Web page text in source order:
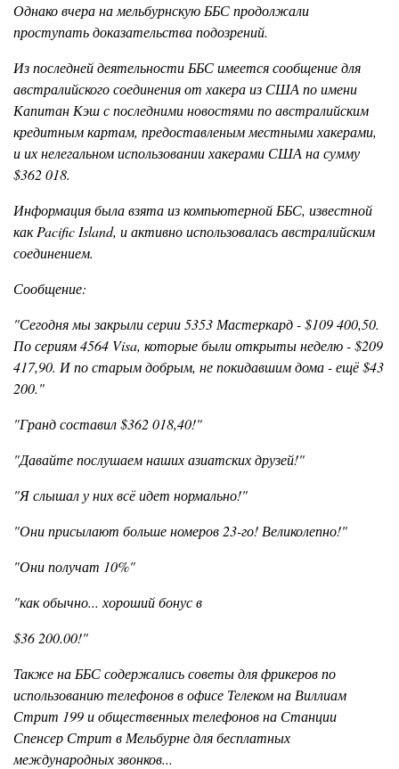
Однако вчера на мельбурнскую ББС продолжали
проступать доказательства подозрений.
Из последней деятельности ББС имеется сообщение для
австралийского соединения от хакера из США по имени
Капитан Кэш с последними новостями по австралийским
кредитным картам, предоставленым местными хакерами,
и их нелегальном использовании хакерами США на сумму
$362 018.
Информация была взята из компьютерной ББС, известной
как Pacific Island, и активно использовалась австралийским
соединением.
Сообщение:
"Сегодня мы закрыли серии 5353 Мастеркард - $109 400,50.
По сериям 4564 Visa, которые были открыты неделю - $209
417,90. И по старым добрым, не покидавшим дома - ещё $43
200."
"Гранд составил $362 018,40!"
"Давайте послушаем наших азиатских друзей!"
"Я слышал у них всё идет нормально!"
"Они присылают больше номеров 23-го! Великолепно!"
"Они получат 10%"
"как обычно... хороший бонус в
$36 200.00!"
Также на ББС содержались советы для фрикеров по
использованию телефонов в офисе Телеком на Виллиам
Стрит 199 и общественных телефонов на Станции
Спенсер Стрит в Мельбурне для бесплатных
международных звонков...